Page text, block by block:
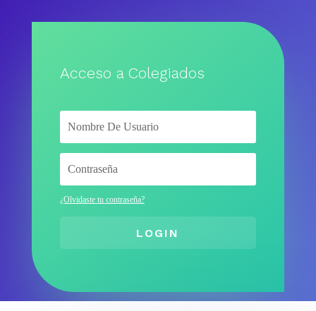
Acceso a Colegiados
¿Olvidaste tu contraseña?
LOGIN